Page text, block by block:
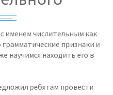
именем числительным как
признаки и
научимся находить его в
ребятам провести